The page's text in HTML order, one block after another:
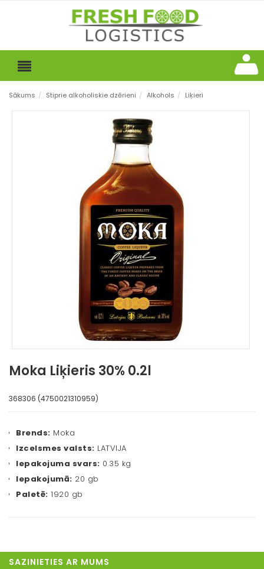
Sākums / Stiprie alkoholiskie dzērieni / Alkohols / Liķieri
Moka Liķieris 30% 0.2l
368306 (4750021310959)
Brends: Moka
Izcelsmes valsts: LATVIJA
Iepakojuma svars: 0.35 kg
Iepakojumā: 20 gb
Paletē: 1920 gb
SAZINIETIES AR MUMS